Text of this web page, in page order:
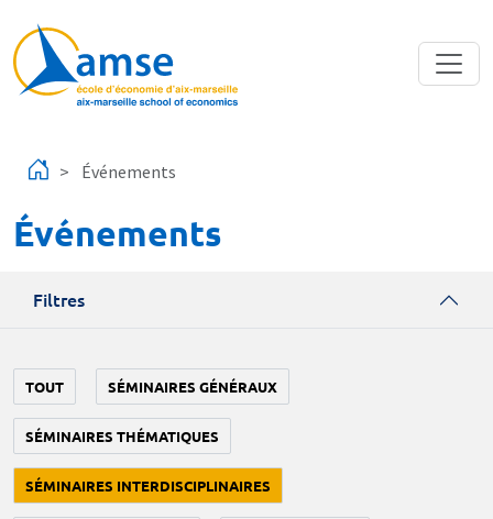
Événements
Événements
Filtres
TOUT SÉMINAIRES GÉNÉRAUX
SÉMINAIRES THÉMATIQUES
SÉMINAIRES INTERDISCIPLINAIRES